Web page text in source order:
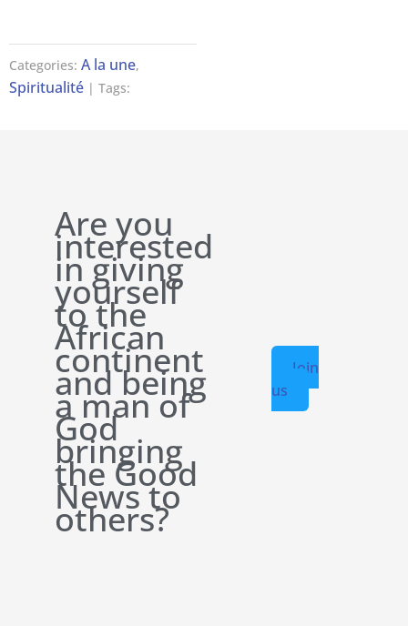
Categories: A la une,
Spiritualité | Tags:
Are you
interested
in giving
yourself
to the
African
continent
and being
a man of
God
bringing
the Good
News to
others?
Join
us